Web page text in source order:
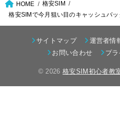
HOME
格安SIM
格安SIMで今月狙い目のキャッシュバ
サイトマップ
運営者情
お問い合わせ
プ
© 2026格安SIM初心者教